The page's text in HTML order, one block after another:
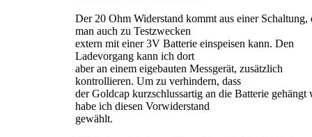
Der 20 Ohm Widerstand kommt aus einer Schaltung,
man auch zu Testzwecken
extern mit einer 3V Batterie einspeisen kann. Den
Ladevorgang kann ich dort
aber an einem eigebauten Messgerät, zusätzlich
kontrollieren. Um zu verhindern, dass
der Goldcap kurzschlussartig an die Batterie gehängt
habe ich diesen Vorwiderstand
gewählt.